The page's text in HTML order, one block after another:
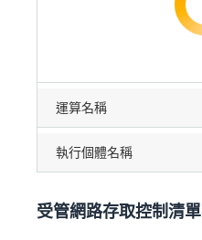
運算名稱
執行個體名稱
受管網路存取控制清單